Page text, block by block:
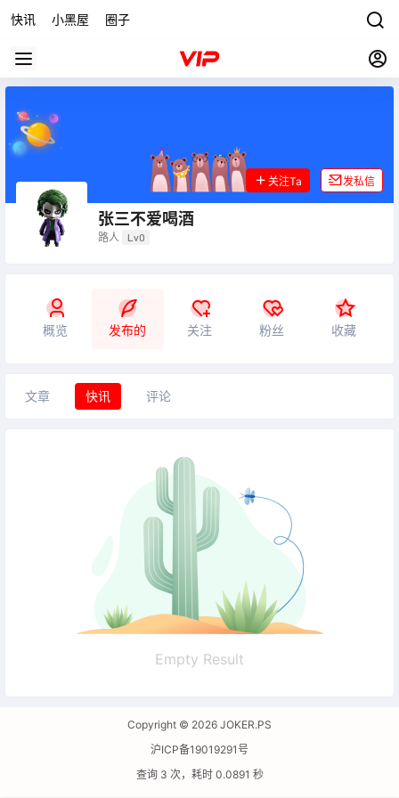
快讯 小黑屋 圈子
张三不爱喝酒
路人 Lv0
关注Ta 发私信
概览 发布的 关注 粉丝 收藏
文章 快讯 评论
Empty Result
Copyright © 2026 JOKER.PS
沪ICP备19019291号
查询 3 次，耗时 0.0891 秒